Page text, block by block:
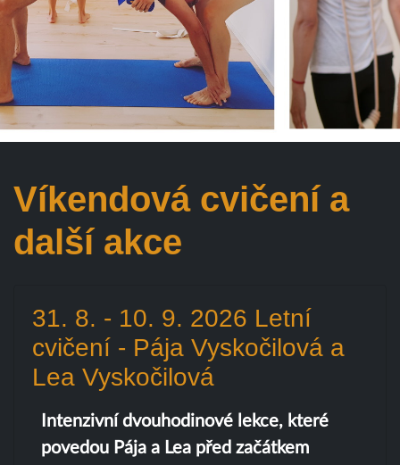
Víkendová cvičení a
další akce
31. 8. - 10. 9. 2026 Letní
cvičení - Pája Vyskočilová a
Lea Vyskočilová
Intenzivní dvouhodinové lekce, které
povedou Pája a Lea před začátkem